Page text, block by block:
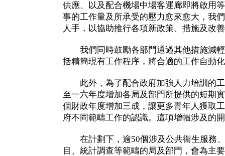
供應、以及配合機場中場客運廊即將啟用
事的工作量及所承受的壓力愈來愈大，我
人手，以協助推行各項新政策、措施及改
我們同時鼓勵各部門通過其他措施減輕
括精簡現有工作程序，將合適的工作自動
此外，為了配合政府加強人力培訓的工
至一六年度增加各局及部門所提供的短期
個財政年度增加三成，讓更多青年人獲取
府不同範疇工作的認識。這項增幅涉及的
在計劃下，逾50個涉及公共衞生服務、
目、統計調查等範疇的局及部門，會為主